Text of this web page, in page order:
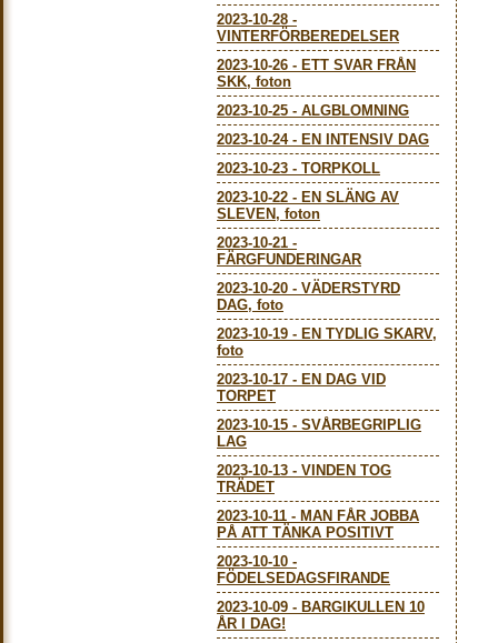
2023-10-28 -
VINTERFÖRBEREDELSER
2023-10-26 - ETT SVAR FRÅN
SKK, foton
2023-10-25 - ALGBLOMNING
2023-10-24- EN INTENSIV DAG
2023-10-23 - TORPKOLL
2023-10-22 - EN SLÄNG AV
SLEVEN, foton
2023-10-21 -
FÄRGFUNDERINGAR
2023-10-20 - VÄDERSTYRD
DAG, foto
2023-10-19 - EN TYDLIG SKARV,
foto
2023-10-17 - EN DAG VID
TORPET
2023-10-15 - SVÅRBEGRIPLIG
LAG
2023-10-13 - VINDEN TOG
TRÄDET
2023-10-11 - MAN FÅR JOBBA
PÅ ATT TÄNKA POSITIVT
2023-10-10 -
FÖDELSEDAGSFIRANDE
2023-10-09 - BARGIKULLEN 10
ÅR I DAG!